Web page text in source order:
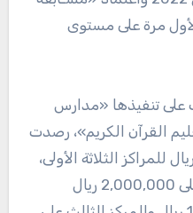
مرة على مستوى
على تنفيذها «مدارس
القرآن الكريم»، رصدت
للمراكز الثلاثة الأولى،
حيث سيحصل المركز الأول على 2,000,000 ريال